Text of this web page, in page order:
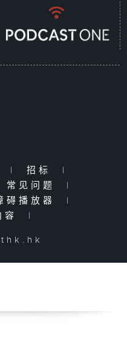
| 招标
|
常见问题
|
碍播放器
|
容
|